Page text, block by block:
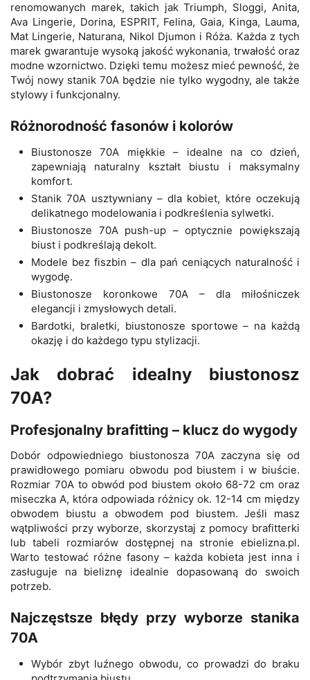
renomowanych marek, takich jak Triumph, Sloggi, Anita,
Ava Lingerie, Dorina, ESPRIT, Felina, Gaia, Kinga, Lauma,
Mat Lingerie, Naturana, Nikol Djumon i Róża. Każda z tych
marek gwarantuje wysoką jakość wykonania, trwałość oraz
modne wzornictwo. Dzięki temu możesz mieć pewność, że
Twój nowy stanik 70A będzie nie tylko wygodny, ale także
stylowy i funkcjonalny.
Różnorodność fasonów i kolorów
Biustonosze 70A miękkie – idealne na co dzień,
zapewniają naturalny kształt biustu i maksymalny
komfort.
Stanik 70A usztywniany – dla kobiet, które oczekują
delikatnego modelowania i podkreślenia sylwetki.
Biustonosze 70A push-up – optycznie powiększają
biust i podkreślają dekolt.
Modele bez fiszbin – dla pań ceniących naturalność i
wygodę.
Biustonosze koronkowe 70A – dla miłośniczek
elegancji i zmysłowych detali.
Bardotki, braletki, biustonosze sportowe – na każdą
okazję i do każdego typu stylizacji.
Jak dobrać idealny biustonosz
70A?
Profesjonalny brafitting – klucz do wygody
Dobór odpowiedniego biustonosza 70A zaczyna się od
prawidłowego pomiaru obwodu pod biustem i w biuście.
Rozmiar 70A to obwód pod biustem około 68-72 cm oraz
miseczka A, która odpowiada różnicy ok. 12-14 cm między
obwodem biustu a obwodem pod biustem. Jeśli masz
wątpliwości przy wyborze, skorzystaj z pomocy brafitterki
lub tabeli rozmiarów dostępnej na stronie ebielizna.pl.
Warto testować różne fasony – każda kobieta jest inna i
zasługuje na bieliznę idealnie dopasowaną do swoich
potrzeb.
Najczęstsze błędy przy wyborze stanika
70A
Wybór zbyt luźnego obwodu, co prowadzi do braku